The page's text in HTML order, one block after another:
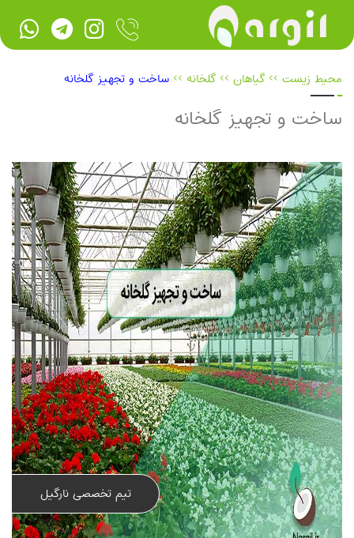
محیط زیست >> گیاهان >> گلخانه‌ >> ساخت و تجهیز گلخانه‌
ساخت و تجهیز گلخانه‌
تیم تخصصی نارگیل